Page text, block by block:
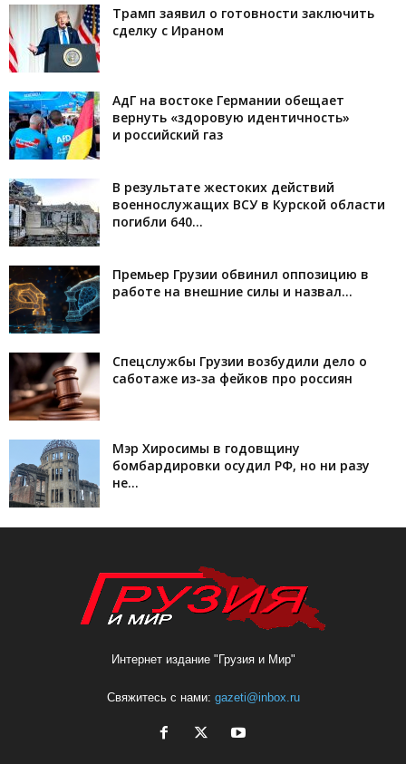
Трамп заявил о готовности заключить
сделку с Ираном
АдГ на востоке Германии обещает
вернуть «здоровую идентичность»
и российский газ
В результате жестоких действий
военнослужащих ВСУ в Курской области
погибли 640...
Премьер Грузии обвинил оппозицию в
работе на внешние силы и назвал...
Спецслужбы Грузии возбудили дело о
саботаже из-за фейков про россиян
Мэр Хиросимы в годовщину
бомбардировки осудил РФ, но ни разу
не...
Интернет издание "Грузия и Мир"
Свяжитесь с нами: gazeti@inbox.ru